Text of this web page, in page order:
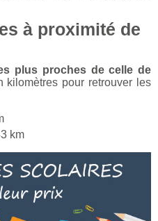
à proximité de
plus proches de celle de
kilomètres pour retrouver les
km